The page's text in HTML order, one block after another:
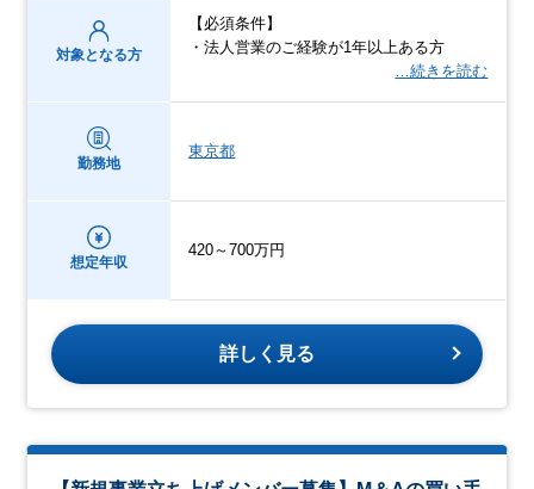
対象となる方
【必須条件】
・法人営業のご経験が1年以上ある方
…続きを読む
勤務地
東京都
想定年収
420～700万円
詳しく見る